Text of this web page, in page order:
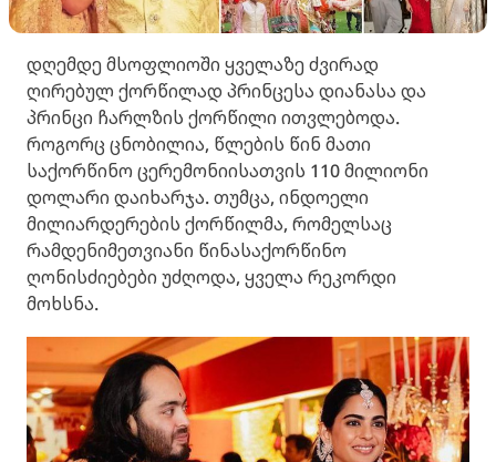
დღემდე მსოფლიოში ყველაზე ძვირად
ღირებულ ქორწილად პრინცესა დიანასა და
პრინცი ჩარლზის ქორწილი ითვლებოდა.
როგორც ცნობილია, წლების წინ მათი
საქორწინო ცერემონიისათვის 110 მილიონი
დოლარი დაიხარჯა. თუმცა, ინდოელი
მილიარდერების ქორწილმა, რომელსაც
რამდენიმეთვიანი წინასაქორწინო
ღონისძიებები უძღოდა, ყველა რეკორდი
მოხსნა.